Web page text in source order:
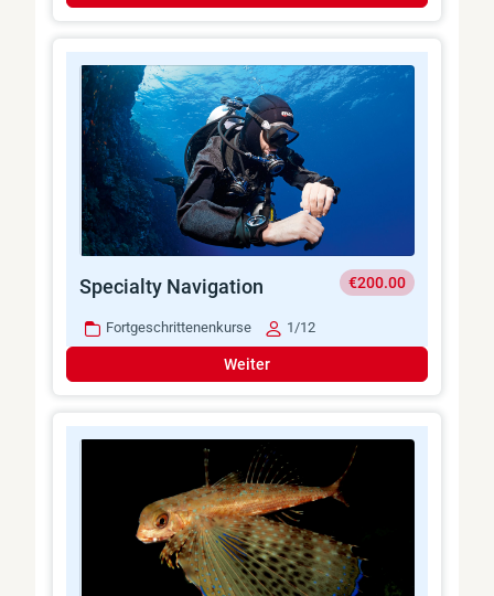
Specialty Navigation €200.00
Fortgeschrittenenkurse 1/12
Weiter